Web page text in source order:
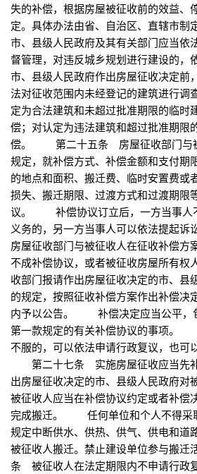
失的补偿，根据房屋被征收前的效益、
定。具体办法由省、自治区、直辖
市、县级人民政府及其有关部门应当依
督管理，对违反城乡规划进行建设的
市、县级人民政府作出房屋征收决定前
法对征收范围内未经登记的建筑进行调
定为合法建筑和未超过批准期限的临时
偿；对认定为违法建筑和超过批准期限
偿。 第二十五条 房屋征收部门与
规定，就补偿方式、补偿金额和支付期
的地点和面积、搬迁费、临时安置费或
损失、搬迁期限、过渡方式和过渡期限
议。 补偿协议订立后，一方当事人
义务的，另一方当事人可以依法提
房屋征收部门与被征收人在征收补偿方
不成补偿协议，或者被征收房屋所有权
收部门报请作出房屋征收决定的市、县
的规定，按照征收补偿方案作出补偿决
内予以公告。 补偿决定应当公平，
第一款规定的有关补偿协议的事项
不服的，可以依法申请行政复议，也可
第二十七条 实施房屋征收应当
出房屋征收决定的市、县级人民政府对
被征收人应当在补偿协议约定或者补偿
完成搬迁。 任何单位和个人不得采
规定中断供水、供热、供气、供电和道
被征收人搬迁。禁止建设单位参与搬
条 被征收人在法定期限内不申请行政